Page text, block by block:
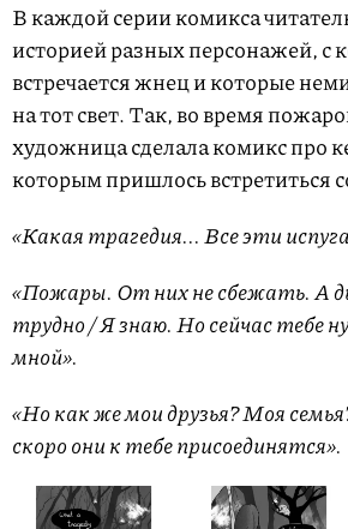
В каждой серии комикса
историей разных персонажей, с
встречается жнец и которые
на тот свет. Так, во время
художница сделала комикс про
которым пришлось встретиться
«Какая трагедия... Все эти
«Пожары. От них не сбежать. А
трудно / Я знаю. Но сейчас тебе
мной».
«Но как же мои друзья? Моя
скоро они к тебе присоединятся».